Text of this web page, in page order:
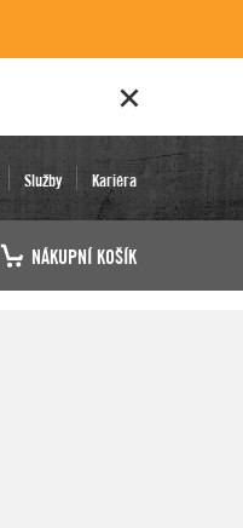
Služby Kariéra
NÁKUPNÍ KOŠÍK